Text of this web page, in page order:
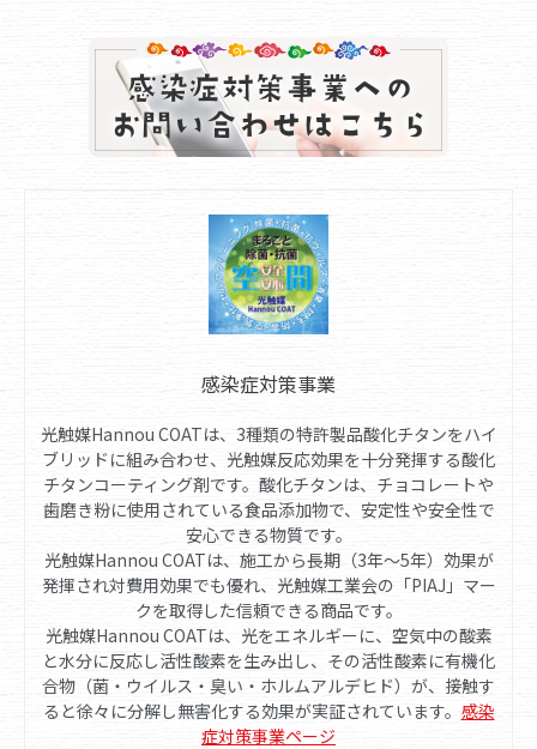
感染症対策事業
光触媒Hannou COATは、3種類の特許製品酸化チタンをハイ
ブリッドに組み合わせ、光触媒反応効果を十分発揮する酸化
チタンコーティング剤です。酸化チタンは、チョコレートや
歯磨き粉に使用されている食品添加物で、安定性や安全性で
安心できる物質です。
光触媒Hannou COATは、施工から長期（3年～5年）効果が
発揮され対費用効果でも優れ、光触媒工業会の「PIAJ」マー
クを取得した信頼できる商品です。
光触媒Hannou COATは、光をエネルギーに、空気中の酸素
と水分に反応し活性酸素を生み出し、その活性酸素に有機化
合物（菌・ウイルス・臭い・ホルムアルデヒド）が、接触す
ると徐々に分解し無害化する効果が実証されています。 感染
症対策事業ページ